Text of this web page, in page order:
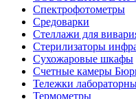
Спектрофотометры
Средоварки
Стеллажи для
Стерилизаторы
Сухожаровые шкафы
Счетные камеры
Тележки
Термометры